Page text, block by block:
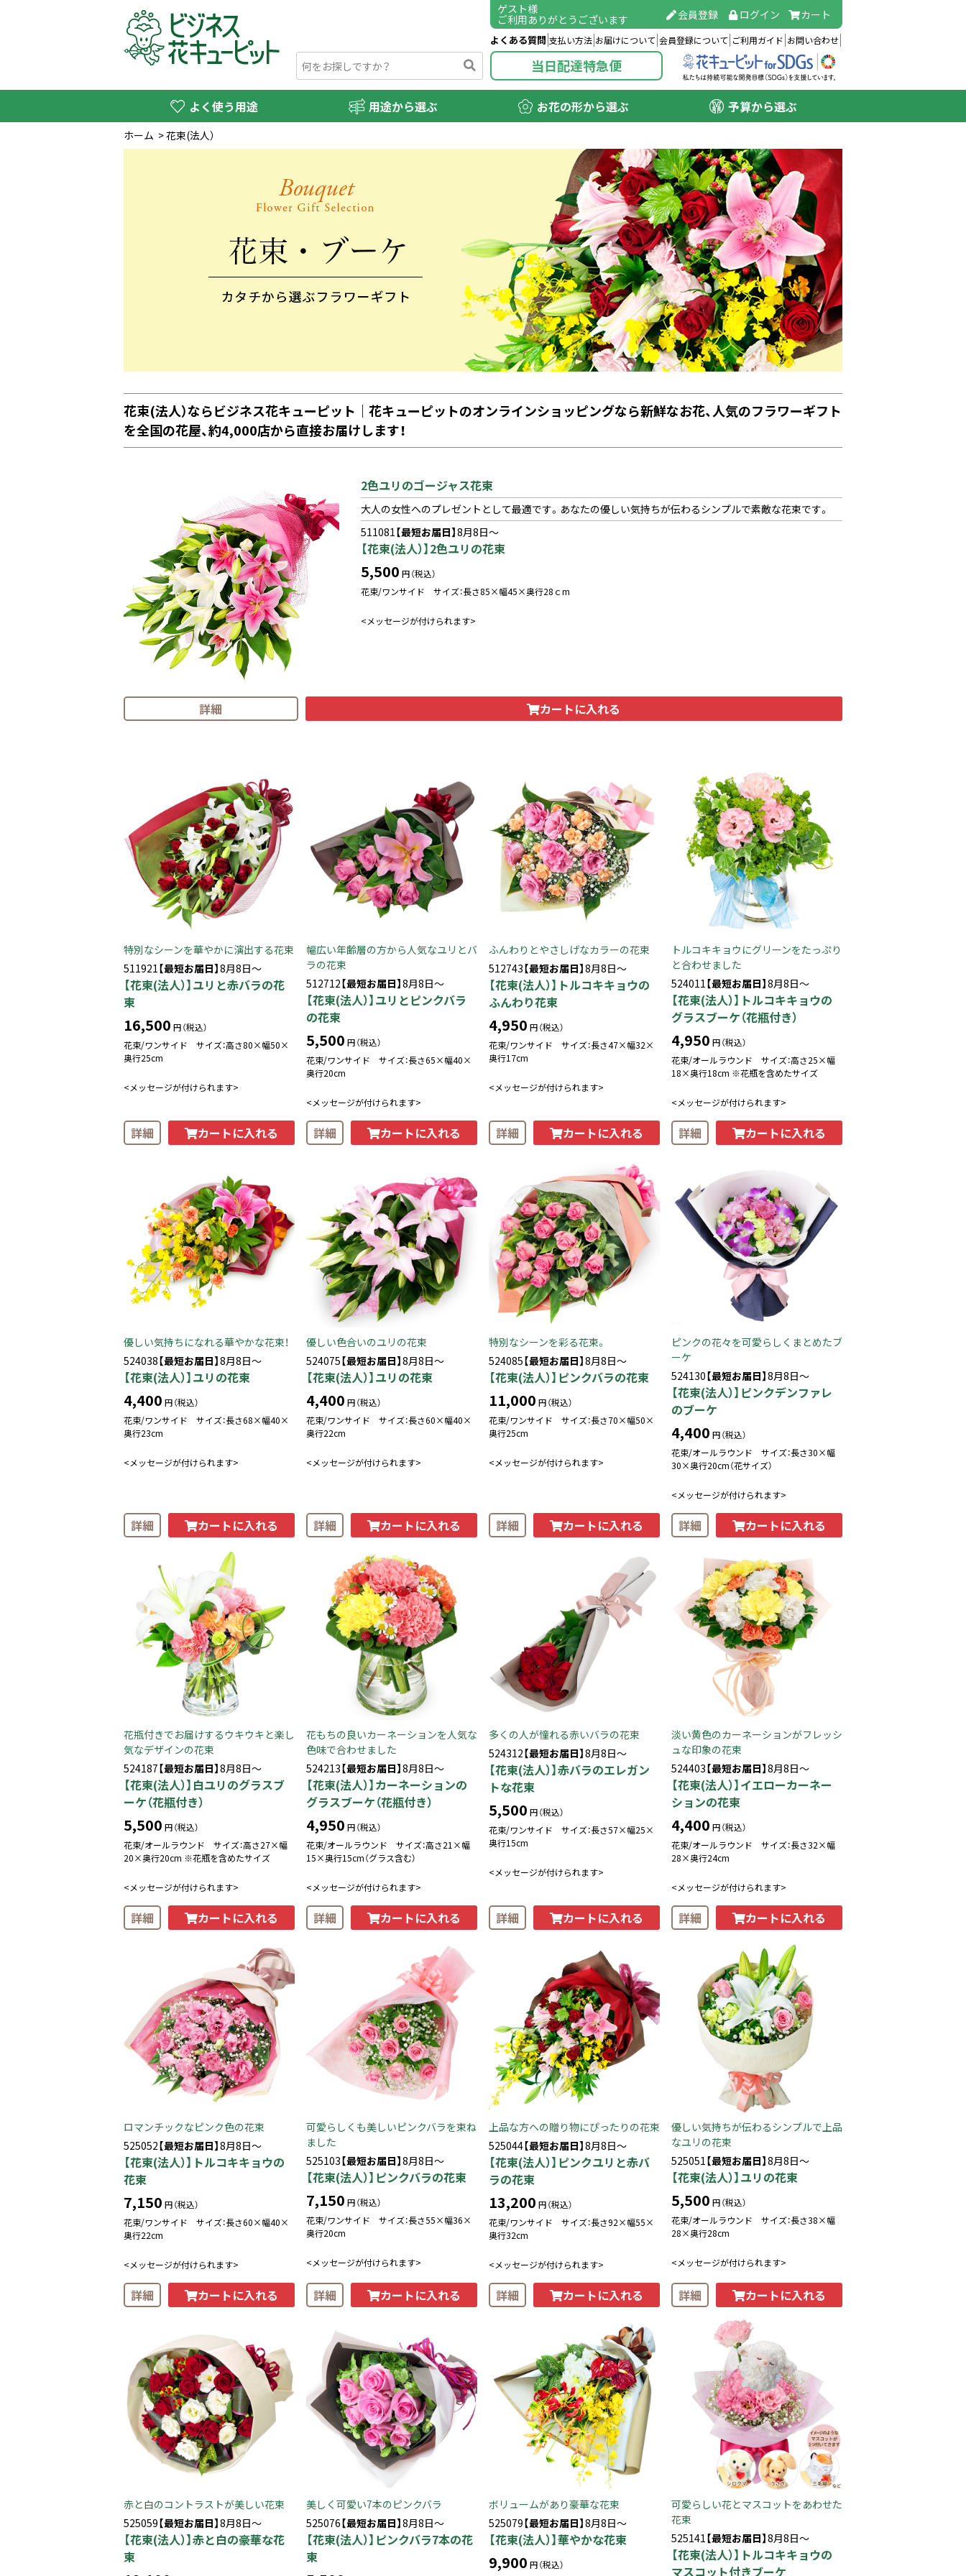
ゲスト様
ご利用ありがとうございます 会員登録 ログイン カート
よくある質問 支払い方法 お届けについて 会員登録について ご利用ガイド お問い合わせ
当日配達特急便
よく使う用途 用途から選ぶ お花の形から選ぶ 予算から選ぶ
ホーム >花束(法人）
花束(法人）ならビジネス花キューピット｜花キューピットのオンラインショッピングなら新鮮なお花、人気のフラワーギフト
を全国の花屋、約4,000店から直接お届けします！
2色ユリのゴージャス花束
大人の女性へのプレゼントとして最適です。あなたの優しい気持ちが伝わるシンプルで素敵な花束です。
511081【最短お届日】8月8日～
【花束(法人）】2色ユリの花束
5,500 円（税込）
花束/ワンサイド サイズ：長さ85×幅45×奥行28ｃm
<メッセージが付けられます>
詳細 カートに入れる
特別なシーンを華やかに演出する花束
511921【最短お届日】8月8日～
【花束(法人）】ユリと赤バラの花
束
16,500 円（税込）
花束/ワンサイド サイズ：高さ80×幅50×
奥行25cm
<メッセージが付けられます>
詳細 カートに入れる
幅広い年齢層の方から人気なユリとバ
ラの花束
512712【最短お届日】8月8日～
【花束(法人）】ユリとピンクバラ
の花束
5,500 円（税込）
花束/ワンサイド サイズ：長さ65×幅40×
奥行20cm
<メッセージが付けられます>
詳細 カートに入れる
ふんわりとやさしげなカラーの花束
512743【最短お届日】8月8日～
【花束(法人）】トルコキキョウの
ふんわり花束
4,950 円（税込）
花束/ワンサイド サイズ：長さ47×幅32×
奥行17cm
<メッセージが付けられます>
詳細 カートに入れる
トルコキキョウにグリーンをたっぷり
と合わせました
524011【最短お届日】8月8日～
【花束(法人）】トルコキキョウの
グラスブーケ（花瓶付き）
4,950 円（税込）
花束/オールラウンド サイズ：高さ25×幅
18×奥行18cm ※花瓶を含めたサイズ
<メッセージが付けられます>
詳細 カートに入れる
優しい気持ちになれる華やかな花束！
524038【最短お届日】8月8日～
【花束(法人）】ユリの花束
4,400 円（税込）
花束/ワンサイド サイズ：長さ68×幅40×
奥行23cm
<メッセージが付けられます>
詳細 カートに入れる
優しい色合いのユリの花束
524075【最短お届日】8月8日～
【花束(法人）】ユリの花束
4,400 円（税込）
花束/ワンサイド サイズ：長さ60×幅40×
奥行22cm
<メッセージが付けられます>
詳細 カートに入れる
特別なシーンを彩る花束。
524085【最短お届日】8月8日～
【花束(法人）】ピンクバラの花束
11,000 円（税込）
花束/ワンサイド サイズ：長さ70×幅50×
奥行25cm
<メッセージが付けられます>
詳細 カートに入れる
ピンクの花々を可愛らしくまとめたブ
ーケ
524130【最短お届日】8月8日～
【花束(法人）】ピンクデンファレ
のブーケ
4,400 円（税込）
花束/オールラウンド サイズ：長さ30×幅
30×奥行20cm（花サイズ）
<メッセージが付けられます>
詳細 カートに入れる
花瓶付きでお届けするウキウキと楽し
気なデザインの花束
524187【最短お届日】8月8日～
【花束(法人）】白ユリのグラスブ
ーケ（花瓶付き）
5,500 円（税込）
花束/オールラウンド サイズ：高さ27×幅
20×奥行20cm ※花瓶を含めたサイズ
<メッセージが付けられます>
詳細 カートに入れる
花もちの良いカーネーションを人気な
色味で合わせました
524213【最短お届日】8月8日～
【花束(法人）】カーネーションの
グラスブーケ（花瓶付き）
4,950 円（税込）
花束/オールラウンド サイズ：高さ21×幅
15×奥行15cm（グラス含む）
<メッセージが付けられます>
詳細 カートに入れる
多くの人が憧れる赤いバラの花束
524312【最短お届日】8月8日～
【花束(法人）】赤バラのエレガン
トな花束
5,500 円（税込）
花束/ワンサイド サイズ：長さ57×幅25×
奥行15cm
<メッセージが付けられます>
詳細 カートに入れる
淡い黄色のカーネーションがフレッシ
ュな印象の花束
524403【最短お届日】8月8日～
【花束(法人）】イエローカーネー
ションの花束
4,400 円（税込）
花束/オールラウンド サイズ：長さ32×幅
28×奥行24cm
<メッセージが付けられます>
詳細 カートに入れる
ロマンチックなピンク色の花束
525052【最短お届日】8月8日～
【花束(法人）】トルコキキョウの
花束
7,150 円（税込）
花束/ワンサイド サイズ：長さ60×幅40×
奥行22cm
<メッセージが付けられます>
詳細 カートに入れる
可愛らしくも美しいピンクバラを束ね
ました
525103【最短お届日】8月8日～
【花束(法人）】ピンクバラの花束
7,150 円（税込）
花束/ワンサイド サイズ：長さ55×幅36×
奥行20cm
<メッセージが付けられます>
詳細 カートに入れる
上品な方への贈り物にぴったりの花束
525044【最短お届日】8月8日～
【花束(法人）】ピンクユリと赤バ
ラの花束
13,200 円（税込）
花束/ワンサイド サイズ：長さ92×幅55×
奥行32cm
<メッセージが付けられます>
詳細 カートに入れる
優しい気持ちが伝わるシンプルで上品
なユリの花束
525051【最短お届日】8月8日～
【花束(法人）】ユリの花束
5,500 円（税込）
花束/オールラウンド サイズ：長さ38×幅
28×奥行28cm
<メッセージが付けられます>
詳細 カートに入れる
赤と白のコントラストが美しい花束
525059【最短お届日】8月8日～
【花束(法人）】赤と白の豪華な花
束
美しく可愛い7本のピンクバラ
525076【最短お届日】8月8日～
【花束(法人）】ピンクバラ7本の花
束
ボリュームがあり豪華な花束
525079【最短お届日】8月8日～
【花束(法人）】華やかな花束
9,900 円（税込）
可愛らしい花とマスコットをあわせた
花束
525141【最短お届日】8月8日～
【花束(法人）】トルコキキョウの
マスコット付きブーケ